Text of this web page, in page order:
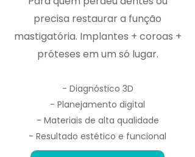
precisa restaurar a função
mastigatória. Implantes + coroas +
próteses em um só lugar.
- Diagnóstico 3D
- Planejamento digital
- Materiais de alta qualidade
- Resultado estético e funcional